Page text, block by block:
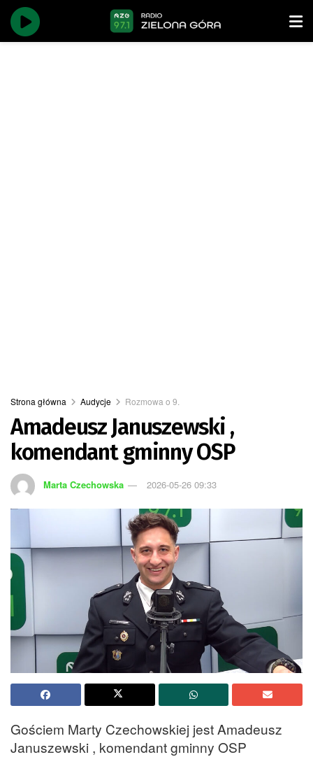
Strona główna Audycje Rozmowa o 9.
Amadeusz Januszewski ,
komendant gminny OSP
Marta Czechowska 2026-05-26 09:33
Gościem Marty Czechowskiej jest Amadeusz
Januszewski , komendant gminny OSP